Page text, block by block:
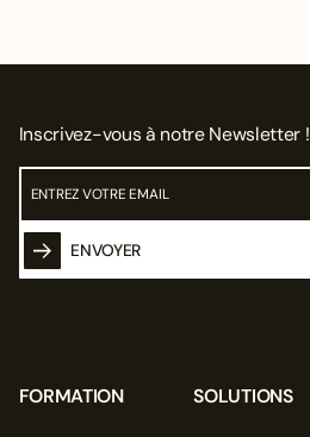
Inscrivez-vous à notre Newsletter !
ENVOYER
FORMATION SOLUTIONS